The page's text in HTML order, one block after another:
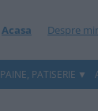
Acasa Despre
PAINE, PATISERIE